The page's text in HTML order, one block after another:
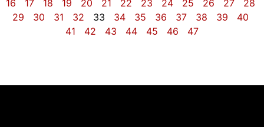
16
17 18 19 20 21 22 23 24 25 26 27
28
29
30 31 32 33 34 35 36 37 38 39
40
41
42 43 44 45 46 47